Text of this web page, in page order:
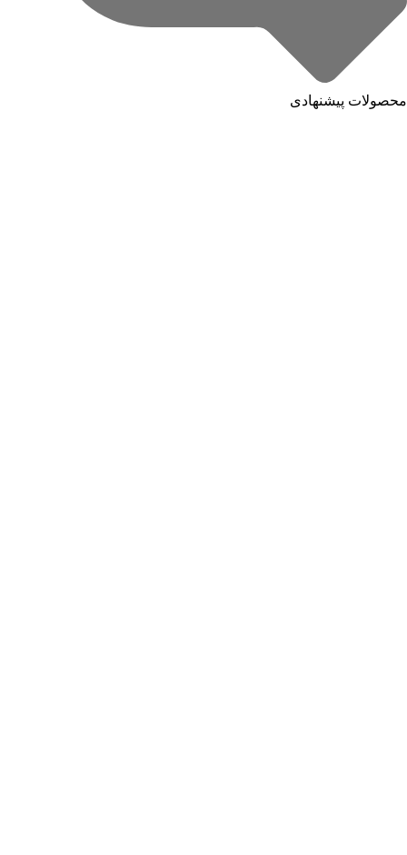
محصولات پیشنهادی